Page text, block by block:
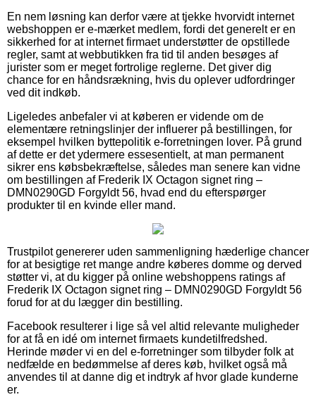
En nem løsning kan derfor være at tjekke hvorvidt internet
webshoppen er e-mærket medlem, fordi det generelt er en
sikkerhed for at internet firmaet understøtter de opstillede
regler, samt at webbutikken fra tid til anden besøges af
jurister som er meget fortrolige reglerne. Det giver dig
chance for en håndsrækning, hvis du oplever udfordringer
ved dit indkøb.
Ligeledes anbefaler vi at køberen er vidende om de
elementære retningslinjer der influerer på bestillingen, for
eksempel hvilken byttepolitik e-forretningen lover. På grund
af dette er det ydermere essesentielt, at man permanent
sikrer ens købsbekræftelse, således man senere kan vidne
om bestillingen af Frederik IX Octagon signet ring –
DMN0290GD Forgyldt 56, hvad end du efterspørger
produkter til en kvinde eller mand.
Trustpilot genererer uden sammenligning hæderlige chancer
for at besigtige ret mange andre køberes domme og derved
støtter vi, at du kigger på online webshoppens ratings af
Frederik IX Octagon signet ring – DMN0290GD Forgyldt 56
forud for at du lægger din bestilling.
Facebook resulterer i lige så vel altid relevante muligheder
for at få en idé om internet firmaets kundetilfredshed.
Herinde møder vi en del e-forretninger som tilbyder folk at
nedfælde en bedømmelse af deres køb, hvilket også må
anvendes til at danne dig et indtryk af hvor glade kunderne
er.